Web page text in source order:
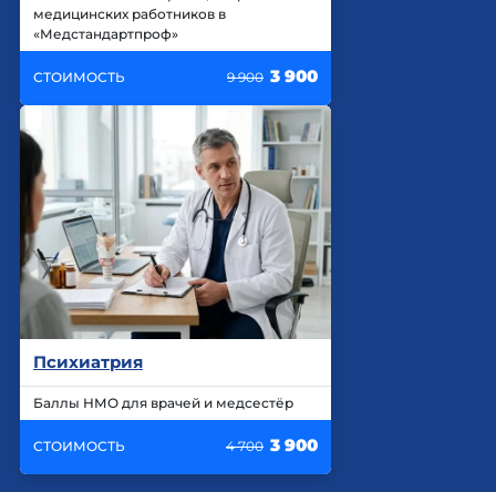
медицинских работников в
«Медстандартпроф»
СТОИМОСТЬ 9 900 3 900
Психиатрия
Баллы НМО для врачей и медсестёр
СТОИМОСТЬ 4 700 3 900